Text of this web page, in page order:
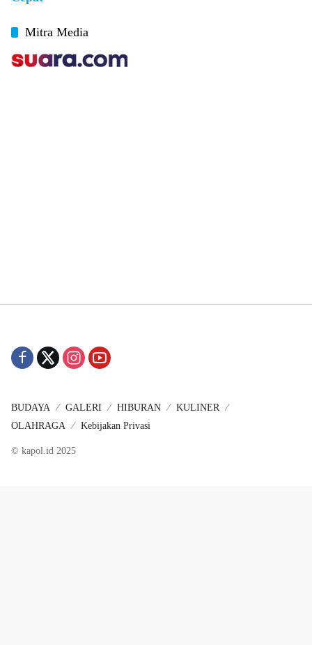
Mitra Media
BUDAYA GALERI HIBURAN
KULINER
OLAHRAGA
Kebijakan Privasi
© kapol.id 2025